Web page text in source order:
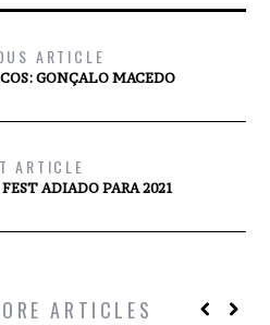
ARTICLE
GONÇALO MACEDO
ARTICLE
ADIADO PARA 2021
ARTICLES